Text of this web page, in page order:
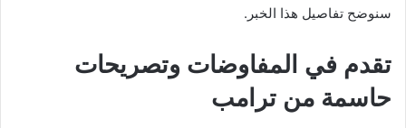
سنوضح تفاصيل هذا الخبر.
تقدم في المفاوضات وتصريحات
حاسمة من ترامب